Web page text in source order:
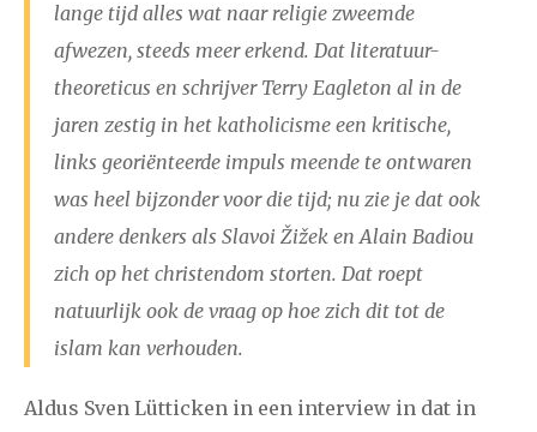
2023 augustus september oktober november
december
januari februari maart april mei juni juli
augustus september oktober november
december
2021
januari februari maart april mei juni juli
augustus september
december
lange tijd alles wat naar religie zweemde
afwezen, steeds meer erkend. Dat literatuur-
theoreticus en schrijver Terry Eagleton al in de
jaren zestig in het katholicisme een kritische,
links georiënteerde impuls meende te ontwaren
was heel bijzonder voor die tijd; nu zie je dat ook
andere denkers als Slavoi Žižek en Alain Badiou
zich op het christendom storten. Dat roept
natuurlijk ook de vraag op hoe zich dit tot de
islam kan verhouden.
Aldus Sven Lütticken in een interview in dat in